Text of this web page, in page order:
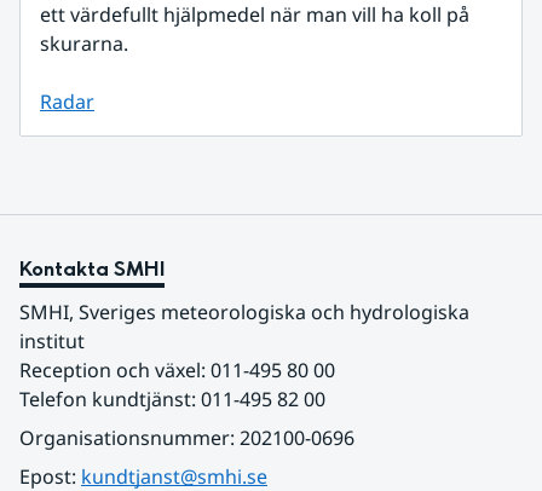
ett värdefullt hjälpmedel när man vill ha koll på
skurarna.
Radar
Kontakta SMHI
SMHI, Sveriges meteorologiska och hydrologiska
institut
Reception och växel: 011-495 80 00
Telefon kundtjänst: 011-495 82 00
Organisationsnummer: 202100-0696
Epost: kundtjanst@smhi.se